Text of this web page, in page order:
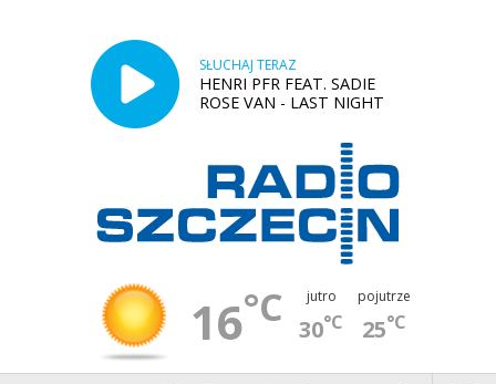
SŁUCHAJ TERAZ
HENRI PFR FEAT. SADIE
ROSE VAN - LAST NIGHT
16°C jutro
30°C
pojutrze
25°C